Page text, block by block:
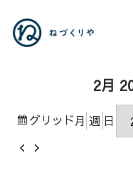
2月
グリッド表
月 週 日
前
次